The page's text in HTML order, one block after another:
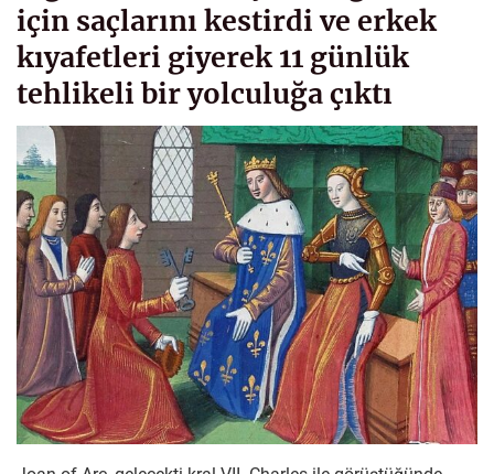
için saçlarını kestirdi ve erkek
kıyafetleri giyerek 11 günlük
tehlikeli bir yolculuğa çıktı